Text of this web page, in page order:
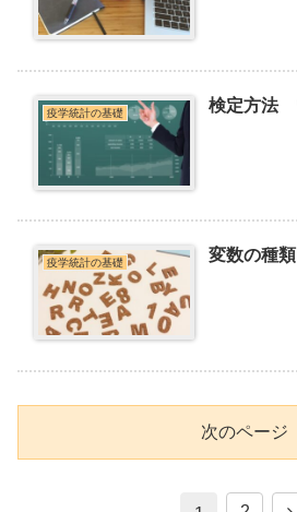
疫学統計の基礎 検定方法
疫学統計の基礎 変数の種類
次のページ